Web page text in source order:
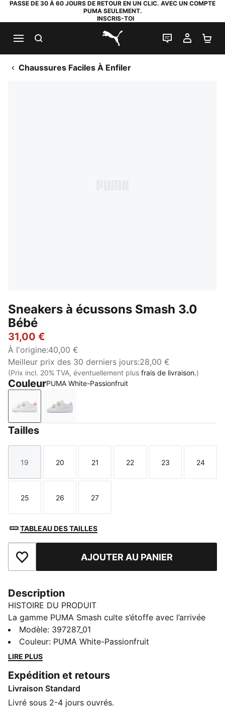
PASSE DE 30 À 60 JOURS DE RETOUR EN UN CLIC. AVEC UN COMPTE
PUMA SEULEMENT.
INSCRIS-TOI
PUMA.com
LIVE CHAT
MON
Chaussures Faciles À Enfiler
Sneakers à écussons Smash 3.0
Bébé
31,00 €
À l'origine:40,00 €
Meilleur prix des 30 derniers jours:28,00 €
(Prix incl. 20% TVA, éventuellement plus frais de livraison.)
CouleurPUMA White-Passionfruit
PUMA White-Passionfruit
PUMA White-Light Lavender
Tailles
Taille
19
Taille
20
Taille
21
Taille
22
Taille
23
Taille
24
Taille
25
Taille
26
Taille
27
TABLEAU DES TAILLES
Ajouter aux favorisAJOUTER AU PANIER
Description
HISTOIRE DU PRODUIT
La gamme PUMA Smash culte s’étoffe avec l’arrivée
de la toute nouvelle PUMA Smash 3.0. Cette version
revisitée présente une fermeture à scratch pour
l'enfiler facilement et des écussons ludiques. Ton
CARACTÉRISTIQUES + AVANTAGES
La tige de ces chaussures est fabriquée à partir d’au
moins 20 % de matériaux recyclés et la partie
Modèle: 397287_01
Couleur: PUMA White-Passionfruit
LIRE PLUS
Expédition et retours
Livraison Standard
Livré sous 2-4 jours ouvrés.